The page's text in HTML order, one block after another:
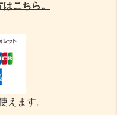
こちら。
えます。